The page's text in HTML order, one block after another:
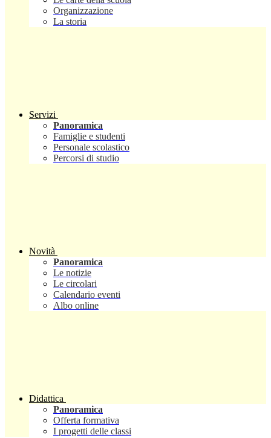
Organizzazione
La storia
Servizi
Panoramica
Famiglie e studenti
Personale scolastico
Percorsi di studio
Novità
Panoramica
Le notizie
Le circolari
Calendario eventi
Albo online
Didattica
Panoramica
Offerta formativa
I progetti delle classi